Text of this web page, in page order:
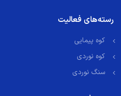
رسته‌های فعالیت
کوه پیمایی
کوه نوردی
سنگ نوردی